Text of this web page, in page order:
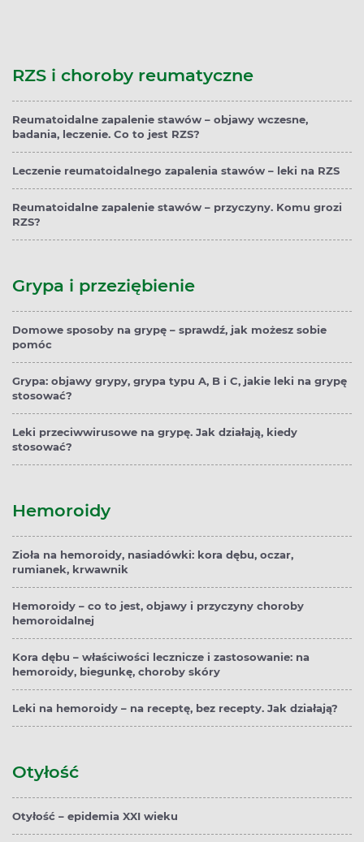
RZS i choroby reumatyczne
Reumatoidalne zapalenie stawów – objawy wczesne,
badania, leczenie. Co to jest RZS?
Leczenie reumatoidalnego zapalenia stawów – leki na RZS
Reumatoidalne zapalenie stawów – przyczyny. Komu grozi
RZS?
Grypa i przeziębienie
Domowe sposoby na grypę – sprawdź, jak możesz sobie
pomóc
Grypa: objawy grypy, grypa typu A, B i C, jakie leki na grypę
stosować?
Leki przeciwwirusowe na grypę. Jak działają, kiedy
stosować?
Hemoroidy
Zioła na hemoroidy, nasiadówki: kora dębu, oczar,
rumianek, krwawnik
Hemoroidy – co to jest, objawy i przyczyny choroby
hemoroidalnej
Kora dębu – właściwości lecznicze i zastosowanie: na
hemoroidy, biegunkę, choroby skóry
Leki na hemoroidy – na receptę, bez recepty. Jak działają?
Otyłość
Otyłość – epidemia XXI wieku